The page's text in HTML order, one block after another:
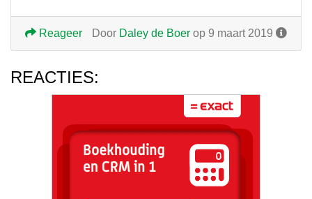
Door Daley de Boer op 9 maart 2019
Reageer
REACTIES: